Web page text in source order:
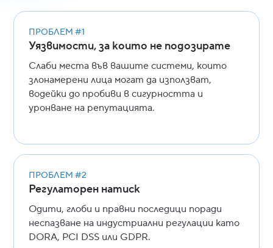
ПРОБЛЕМ #1
Уязвимости, за които не подозирате
Слаби места във вашите системи, които
злонамерени лица могат да използват,
водейки до пробиви в сигурността и
уронване на репутацията.
ПРОБЛЕМ #2
Регулаторен натиск
Одити, глоби и правни последици поради
неспазване на индустриални регулации като
DORA, PCI DSS или GDPR.